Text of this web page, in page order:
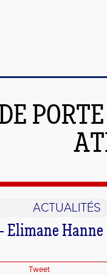
ACTUALITÉS
Elimane Hanne
Tweet